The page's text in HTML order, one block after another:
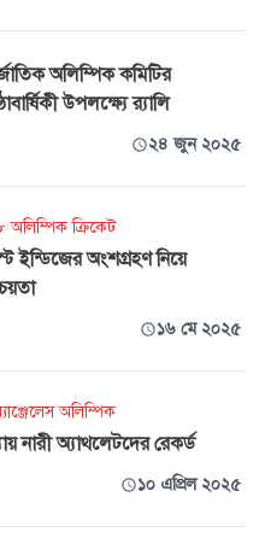
অলিম্পিক কমিটির
উপলক্ষ্যে র‌্যালি
২৪ জুন ২০২৫
অলিম্পিক ক্রিকেট
ইন্ডিজের অংশগ্রহণ নিয়ে
১৬ মে ২০২৫
অলিম্পিক
নারী অ্যাথলেটদের রেকর্ড
১০ এপ্রিল ২০২৫